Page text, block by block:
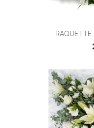
RAQUETTE